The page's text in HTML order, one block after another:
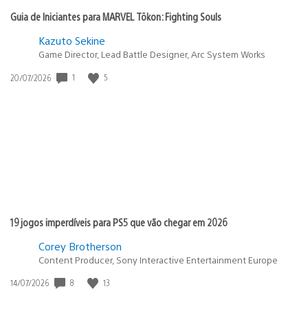
Guia de Iniciantes para MARVEL Tōkon: Fighting Souls
Kazuto Sekine
Game Director, Lead Battle Designer, Arc System Works
Data
20/07/2026 1 5
19 jogos imperdíveis para PS5 que vão chegar em 2026
Corey Brotherson
Content Producer, Sony Interactive Entertainment Europe
Data
14/07/2026 8 13